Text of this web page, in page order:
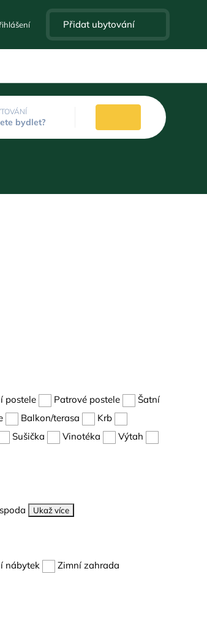
Přidat ubytování
bydlet?
postele Patrové postele
Šatní
Balkon/terasa
Krb
Sušička Vinotéka
Výtah
Ukaž více
nábytek Zimní zahrada